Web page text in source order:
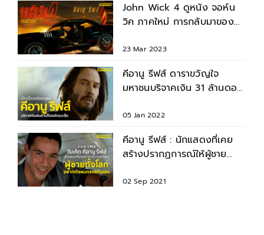
John Wick 4 ดูหนัง จอห์น
วิค ภาคใหม่ การกลับมาของ
23 Mar 2023
คีอานู รีฟส์ ดาราขวัญใจ
มหาชนบริจาคเงิน 31 ล้านดอล
05 Jan 2022
คีอานู รีฟส์ : นักแสดงที่เคย
สร้างปรากฏการณ์ให้ผู้ชาย
02 Sep 2021